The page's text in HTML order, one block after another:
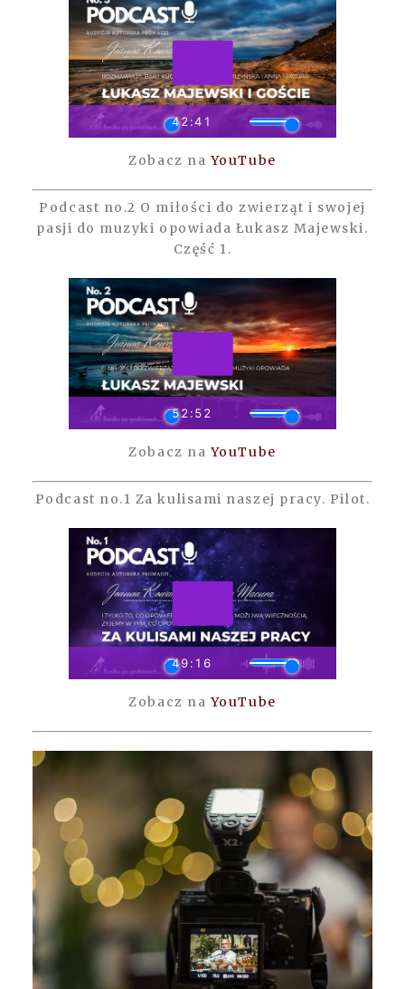
Zobacz na YouTube
Podcast no.2 O miłości do zwierząt i swojej
pasji do muzyki opowiada Łukasz Majewski.
Część 1.
Zobacz na YouTube
Podcast no.1 Za kulisami naszej pracy. Pilot.
Zobacz na YouTube
MUZYCZNIE NA SIEMIATYCKIEJ